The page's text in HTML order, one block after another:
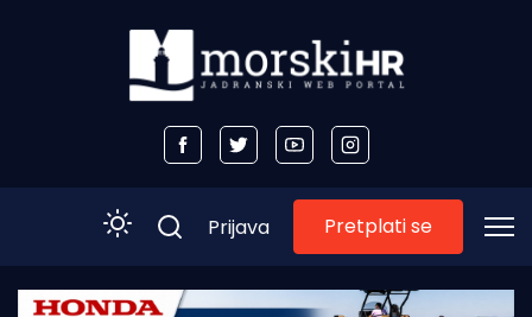
Početna
Prijava Pretplati se